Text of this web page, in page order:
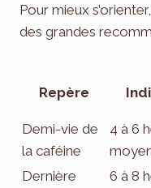
Pour mieux
des grandes
Repère
Demi-vie de
la caféine
4 à 6
Dernière
6 à 8